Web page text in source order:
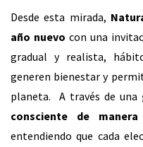
Desde esta mirada,
año nuevocon una
gradual y realista,
generen bienestar y
planeta. A través de una
consciente de
entendiendo que cada